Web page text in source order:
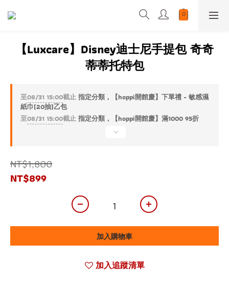
【Luxcare】Disney迪士尼手提包 奇奇
蒂蒂托特包
至08/31 15:00截止指定分類，【hoppi開館慶】下單禮 - 敏感濕
紙巾(20抽)乙包
至08/31 15:00截止指定分類，【hoppi開館慶】滿1000 95折
NT$1,800
NT$899
加入購物車
加入追蹤清單